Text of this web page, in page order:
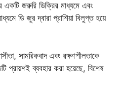
একটি জরুরি ডিক্রির মাধ্যমে এবং
ডি জুর দ্বারা প্রাশিয়া বিলুপ্ত হয়ে
সামরিকবাদ এবং রক্ষণশীলতাকে
প্রায়শই ব্যবহার করা হয়েছে, বিশেষ